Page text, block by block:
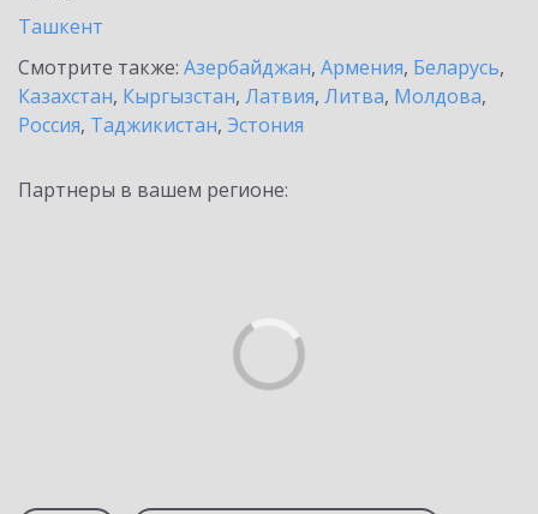
Ташкент
Смотрите также: Азербайджан, Армения, Беларусь,
Казахстан, Кыргызстан, Латвия, Литва, Молдова,
Россия, Таджикистан, Эстония
Партнеры в вашем регионе: